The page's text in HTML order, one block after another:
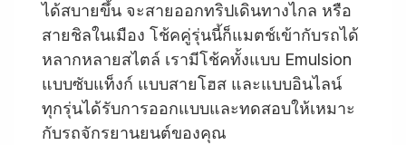
ได้สบายขึ้น จะสายออกทริปเดินทางไกล หรือ
สายชิลในเมือง โช้คคู่รุ่นนี้ก็แมตช์เข้ากับรถได้
หลากหลายสไตล์ เรามีโช้คทั้งแบบ Emulsion
แบบซับแท็งก์ แบบสายโฮส และแบบอินไลน์
ทุกรุ่นได้รับการออกแบบและทดสอบให้เหมาะ
กับรถจักรยานยนต์ของคุณ